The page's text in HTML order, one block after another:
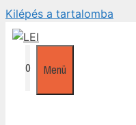
Kilépés a tartalomba
0 Menü